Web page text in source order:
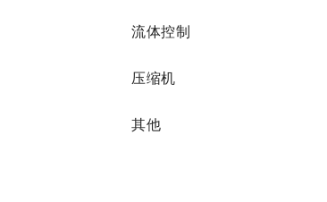
流体控制
压缩机
其他